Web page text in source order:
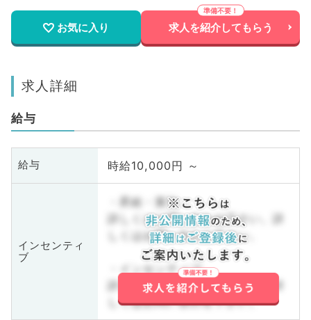
お気に入り 求人を紹介してもらう
求人詳細
給与
給与 時給10,000円 ～
インセンティ
ブ
・昇給・賞与
詳しくはお問い合わせ下さい。詳
しくはお問い合わせ下さい。
・インセンティブ
詳しくはお問い合わせ下さい。詳
しくはお問い合わせ下さい。